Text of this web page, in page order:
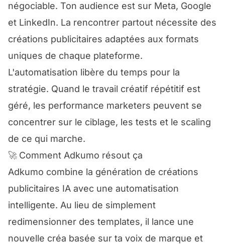
négociable. Ton audience est sur Meta, Google
et LinkedIn. La rencontrer partout nécessite des
créations publicitaires adaptées aux formats
uniques de chaque plateforme.
L'automatisation libère du temps pour la
stratégie. Quand le travail créatif répétitif est
géré, les performance marketers peuvent se
concentrer sur le ciblage, les tests et le scaling
de ce qui marche.
🚀 Comment Adkumo résout ça
Adkumo combine la génération de créations
publicitaires IA avec une automatisation
intelligente. Au lieu de simplement
redimensionner des templates, il lance une
nouvelle créa basée sur ta voix de marque et